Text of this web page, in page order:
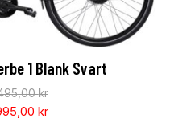
1 Blank Svart
kr
kr